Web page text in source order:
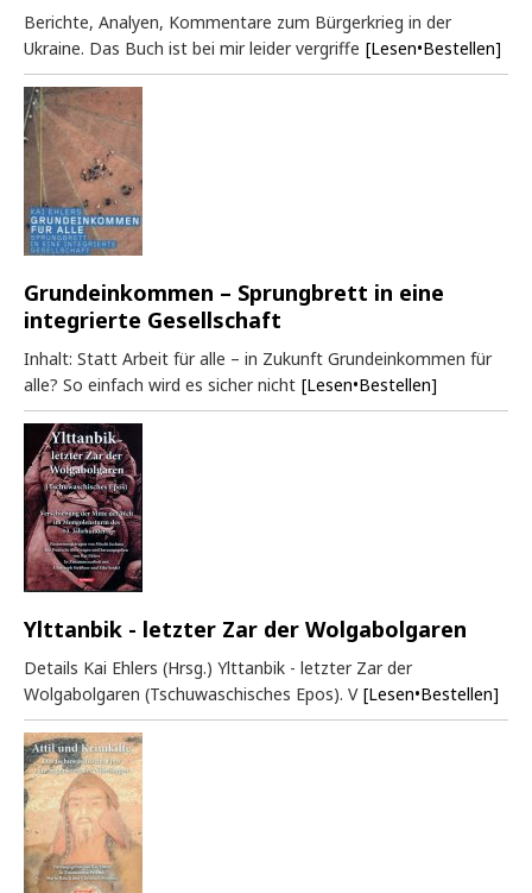
Berichte, Analyen, Kommentare zum Bürgerkrieg in der
Ukraine. Das Buch ist bei mir leider vergriffe [Lesen•Bestellen]
Grundeinkommen – Sprungbrett in eine
integrierte Gesellschaft
Inhalt: Statt Arbeit für alle – in Zukunft Grundeinkommen für
alle? So einfach wird es sicher nicht [Lesen•Bestellen]
Ylttanbik - letzter Zar der Wolgabolgaren
Details Kai Ehlers (Hrsg.) Ylttanbik - letzter Zar der
Wolgabolgaren (Tschuwaschisches Epos). V [Lesen•Bestellen]